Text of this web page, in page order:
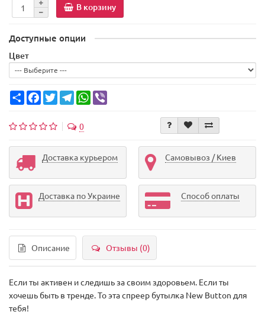
В корзину
Доступные опции
Цвет
Share FacebookTwitterTelegramWhatsApp
0
Доставка курьером Самовывоз / Киев
Доставка по Украине Способ оплаты
Описание Отзывы (0)
Если ты активен и следишь за своим здоровьем. Если ты
хочешь быть в тренде. То эта спреер бутылка New Button для
тебя!